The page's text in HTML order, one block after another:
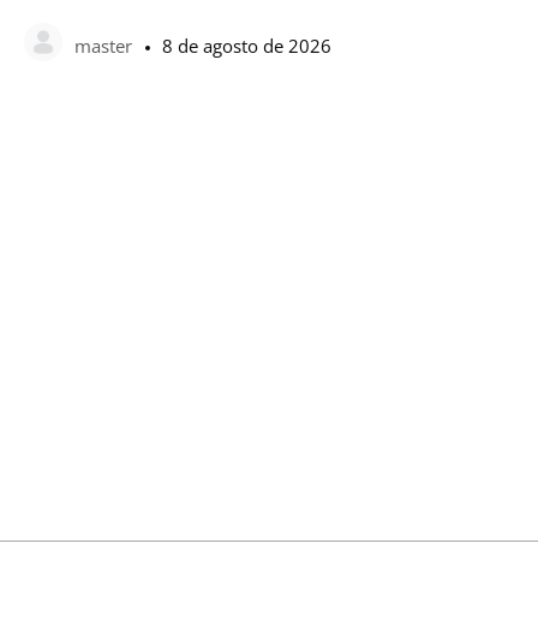
master 8 de agosto de 2026